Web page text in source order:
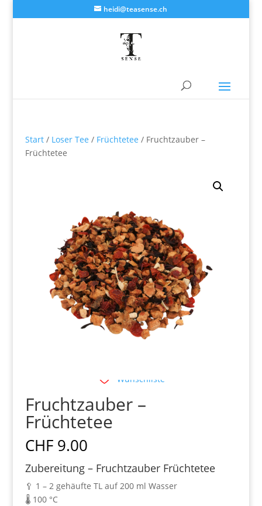
heidi@teasense.ch
Start/ Loser Tee / Früchtetee / Fruchtzauber –
Früchtetee
Wunschliste
Fruchtzauber –
Früchtetee
CHF9.00
Zubereitung – Fruchtzauber Früchtetee
🥄 1 – 2 gehäufte TL auf 200 ml Wasser
🌡️ 100 °C